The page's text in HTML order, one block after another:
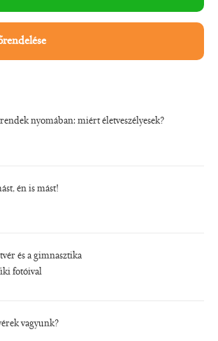
nyomában: miért életveszélyesek?
én is mást!
és a gimnasztika
fotóival
vagyunk?